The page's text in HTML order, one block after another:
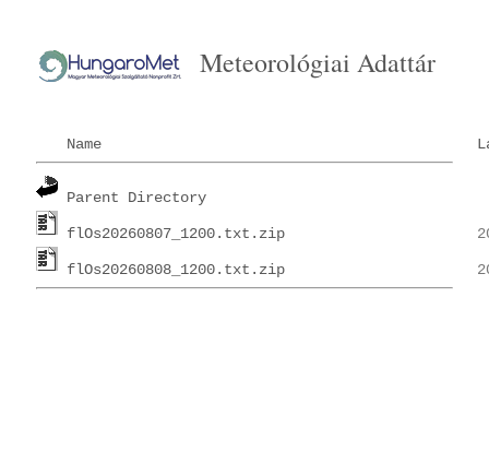
Meteorológiai Adattár
Name
Parent Directory
flOs20260807_1200.txt.zip
flOs20260808_1200.txt.zip